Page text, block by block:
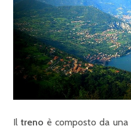
Iltreno è composto da